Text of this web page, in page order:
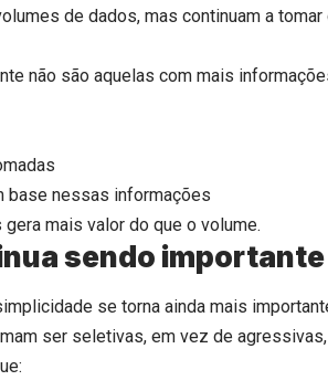
de dados, mas continuam a
não são aquelas com mais
base nessas informações
mais valor do que o volume.
sendo importante
se torna ainda mais
ser seletivas, em vez de